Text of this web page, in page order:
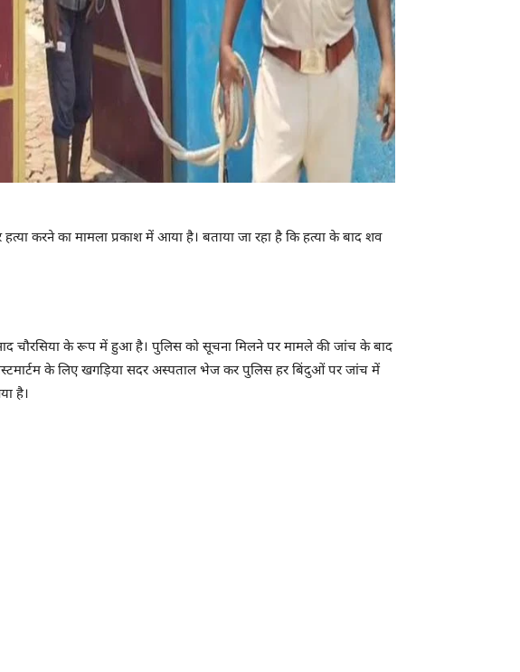
करने का मामला प्रकाश में आया है। बताया जा रहा है कि हत्या के बाद शव
चौरसिया के रूप में हुआ है। पुलिस को सूचना मिलने पर मामले की जांच के बाद
के लिए खगड़िया सदर अस्पताल भेज कर पुलिस हर बिंदुओं पर जांच में
है।